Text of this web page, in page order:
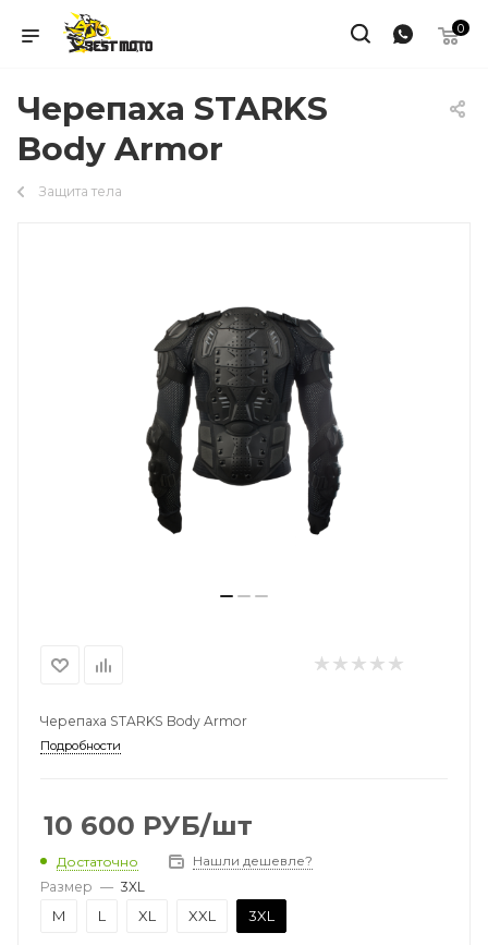
0
Черепаха STARKS
Body Armor
Защита тела
Черепаха STARKS Body Armor
Подробности
10 600 РУБ/шт
Достаточно
Нашли дешевле?
Размер — 3XL
M L XL XXL 3XL